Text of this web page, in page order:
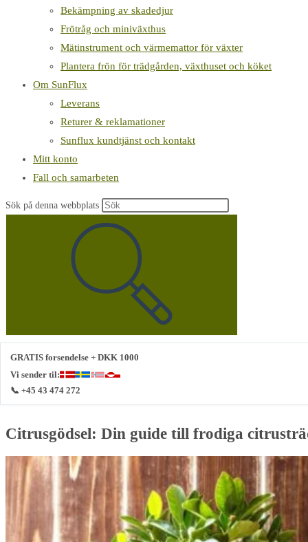
Bekämpning av skadedjur
Frötråg och miniväxthus
Mätinstrument och värmemattor för växter
Plantera frön för trädgården, växthuset och köket
Om SunFlux
Leverans
Returer & reklamationer
Sunflux kundtjänst och kontakt
Mitt konto
Fall och samarbeten
Sök på denna webbplats
GRATIS forsendelse + DKK 1000
Vi sender til:
📞 +45 43 474 272
Citrusgödsel: Din guide till frodiga